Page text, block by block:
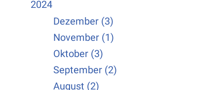
2024
Dezember (3)
November (1)
Oktober (3)
September (2)
August (2)